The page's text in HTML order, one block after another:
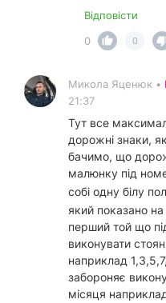
Відповісти
0
0
Микола Яценюк •
21:37
Тут все
дорожні знаки,
бачимо, що
малюнку під
собі одну білу
який показано
перший той що
виконувати
наприклад
забороняє
місяця